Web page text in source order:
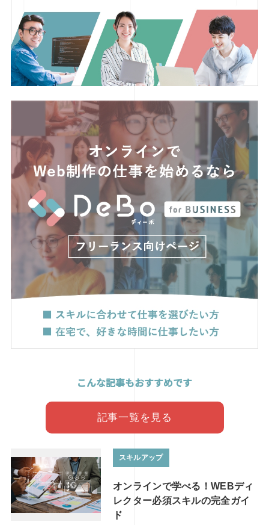
こんな記事もおすすめです
記事一覧を見る
スキルアップ
オンラインで学べる！WEBディ
レクター必須スキルの完全ガイ
ド